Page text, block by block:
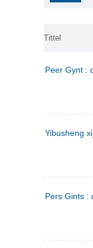
Tittel
Peer Gynt :
Yibusheng
Pers Gints :